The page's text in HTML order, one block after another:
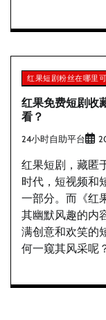
红果短剧粉丝在哪里
红果免费短剧收
看？
24小时自助平台
红果短剧，藏匿
时代，短视频和
一部分。而《红
其幽默风趣的内
满创意和欢笑的
何一窥其风采呢